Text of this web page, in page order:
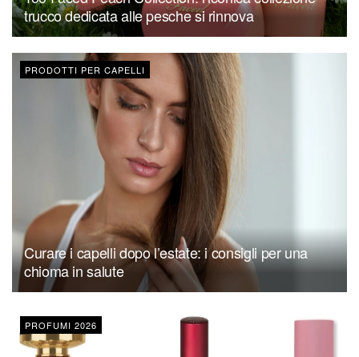
trucco dedicata alle pesche si rinnova
PRODOTTI PER CAPELLI
Curare i capelli dopo l’estate: i consigli per una
chioma in salute
PROFUMI 2026